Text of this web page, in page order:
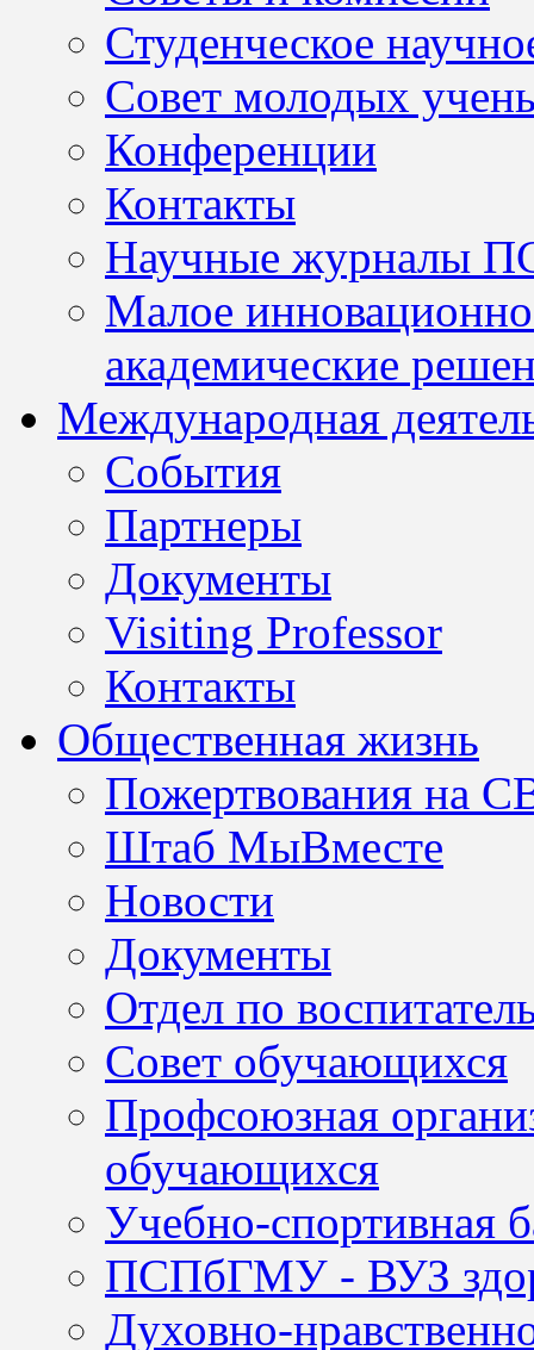
Студенческое
Совет молодых
Конференции
Контакты
Научные журналы
Малое
академические
Международная
События
Партнеры
Документы
Visiting Professor
Контакты
Общественная жизнь
Пожертвования на
Штаб МыВместе
Новости
Документы
Отдел по
Совет обучающихся
Профсоюзная
обучающихся
Учебно-спортивная
ПСПбГМУ - ВУЗ
Духовно-